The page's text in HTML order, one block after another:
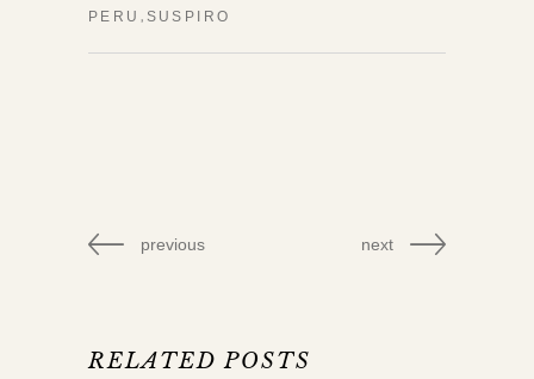
PERU , SUSPIRO
previous next
RELATED POSTS